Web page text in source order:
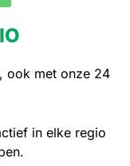
ook met onze 24
in elke regio